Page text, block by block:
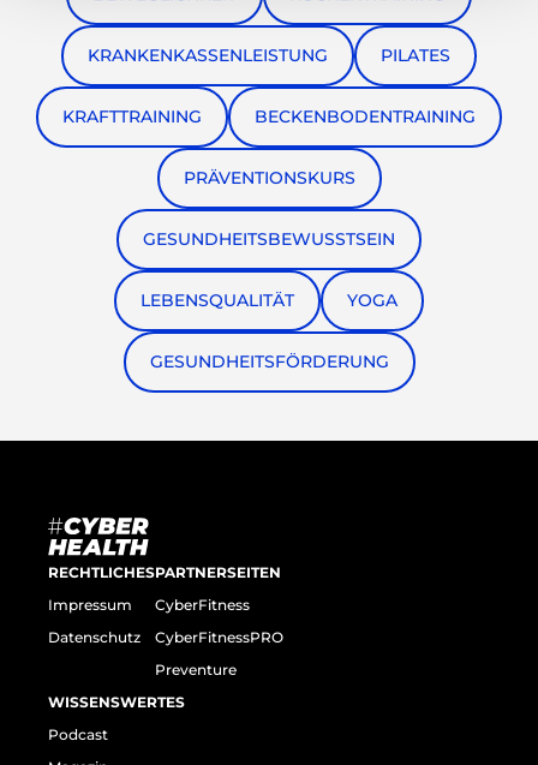
KRANKENKASSENLEISTUNG PILATES
KRAFTTRAINING BECKENBODENTRAINING
PRÄVENTIONSKURS
GESUNDHEITSBEWUSSTSEIN
LEBENSQUALITÄT YOGA
GESUNDHEITSFÖRDERUNG
RECHTLICHES
Impressum
Datenschutz
PARTNERSEITEN
CyberFitness
CyberFitnessPRO
Preventure
WISSENSWERTES
Podcast